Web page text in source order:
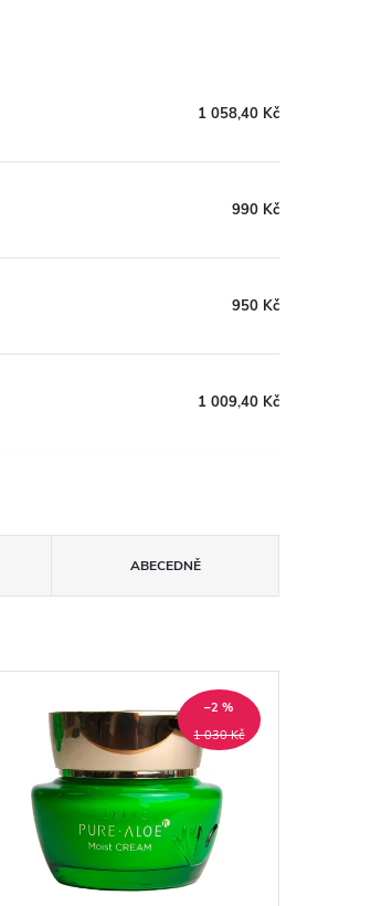
1 058,40 Kč
990 Kč
950 Kč
1 009,40 Kč
ABECEDNĚ
1 030 Kč
–2 %